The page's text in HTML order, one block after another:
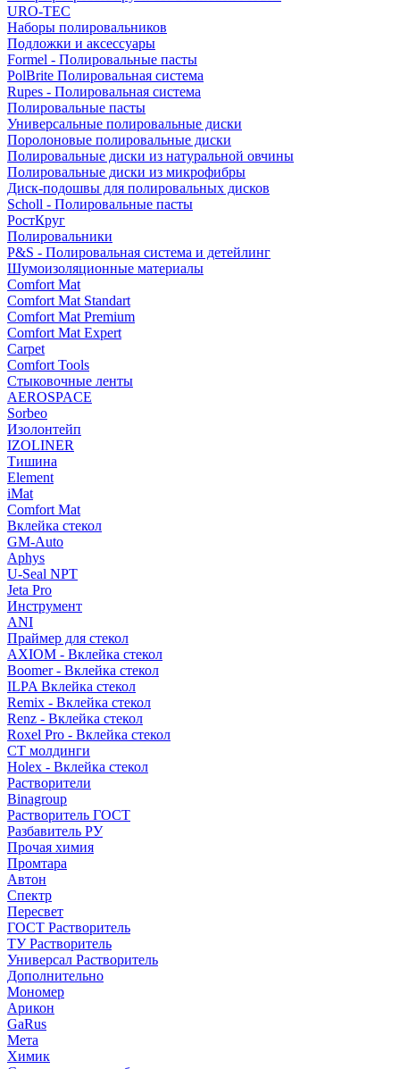
URO-TEC
Наборы полировальников
Подложки и аксессуары
Formel - Полировальные пасты
PolBrite Полировальная система
Rupes - Полировальная система
Полировальные пасты
Универсальные полировальные диски
Поролоновые полировальные диски
Полировальные диски из натуральной овчины
Полировальные диски из микрофибры
Диск-подошвы для полировальных дисков
Scholl - Полировальные пасты
РостКруг
Полировальники
P&S - Полировальная система и детейлинг
Шумоизоляционные материалы
Comfort Mat
Comfort Mat Standart
Comfort Mat Premium
Comfort Mat Expert
Carpet
Comfort Tools
Стыковочные ленты
AEROSPACE
Sorbeo
Изолонтейп
IZOLINER
Тишина
Element
iMat
Comfort Mat
Вклейка стекол
GM-Auto
Aphys
U-Seal NPT
Jeta Pro
Инструмент
ANI
Праймер для стекол
AXIOM - Вклейка стекол
Boomer - Вклейка стекол
ILPA Вклейка стекол
Remix - Вклейка стекол
Renz - Вклейка стекол
Roxel Pro - Вклейка стекол
СТ молдинги
Holex - Вклейка стекол
Растворители
Binagroup
Растворитель ГОСТ
Разбавитель РУ
Прочая химия
Промтара
Автон
Спектр
Пересвет
ГОСТ Растворитель
ТУ Растворитель
Универсал Растворитель
Дополнительно
Мономер
Арикон
GaRus
Мета
Химик